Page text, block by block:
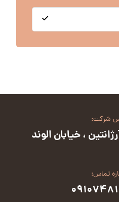
شرکت:
، خیابان الوند
تماس: